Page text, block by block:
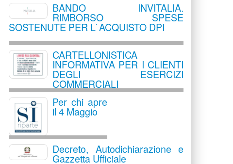
BANDO INVITALIA.
RIMBORSO SPESE
SOSTENUTE PER L`ACQUISTO DPI
CARTELLONISTICA
INFORMATIVA PER I CLIENTI
DEGLI ESERCIZI
COMMERCIALI
Per chi apre
il 4 Maggio
Decreto, Autodichiarazione e
Gazzetta Ufficiale